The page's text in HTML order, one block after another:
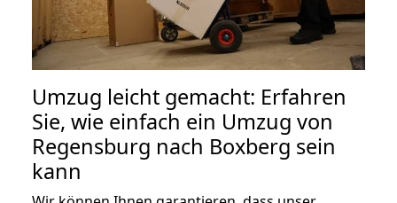
Umzug leicht gemacht: Erfahren
Sie, wie einfach ein Umzug von
Regensburg nach Boxberg sein
kann